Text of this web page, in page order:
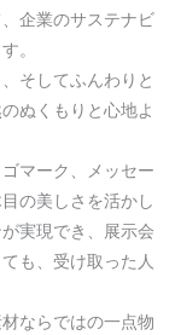
企業のサステナビ
。
そしてふんわりと
ぬくもりと心地よ
マーク、メッセー
の美しさを活かし
実現でき、展示会
も、受け取った人
ならではの一点物